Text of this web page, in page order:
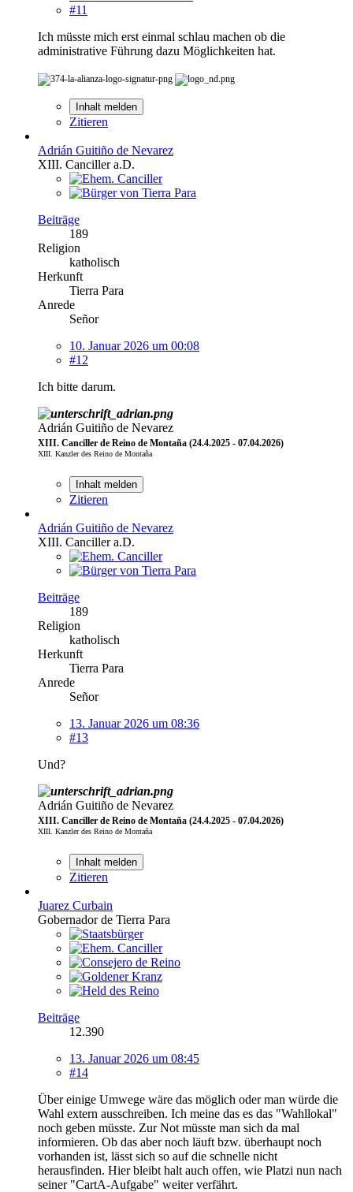
#11
Ich müsste mich erst einmal schlau machen ob die
administrative Führung dazu Möglichkeiten hat.
Inhalt melden
Zitieren
Adrián Guitiño de Nevarez
XIII. Canciller a.D.
Beiträge
189
Religion
katholisch
Herkunft
Tierra Para
Anrede
Señor
10. Januar 2026 um 00:08
#12
Ich bitte darum.
Adrián Guitiño de Nevarez
XIII. Canciller de Reino de Montaña (24.4.2025 - 07.04.2026)
XIII. Kanzler des Reino de Montaña
Inhalt melden
Zitieren
Adrián Guitiño de Nevarez
XIII. Canciller a.D.
Beiträge
189
Religion
katholisch
Herkunft
Tierra Para
Anrede
Señor
13. Januar 2026 um 08:36
#13
Und?
Adrián Guitiño de Nevarez
XIII. Canciller de Reino de Montaña (24.4.2025 - 07.04.2026)
XIII. Kanzler des Reino de Montaña
Inhalt melden
Zitieren
Juarez Curbain
Gobernador de Tierra Para
Beiträge
12.390
13. Januar 2026 um 08:45
#14
Über einige Umwege wäre das möglich oder man würde die
Wahl extern ausschreiben. Ich meine das es das "Wahllokal"
noch geben müsste. Zur Not müsste man sich da mal
informieren. Ob das aber noch läuft bzw. überhaupt noch
vorhanden ist, lässt sich so auf die schnelle nicht
herausfinden. Hier bleibt halt auch offen, wie Platzi nun nach
seiner "CartA-Aufgabe" weiter verfährt.